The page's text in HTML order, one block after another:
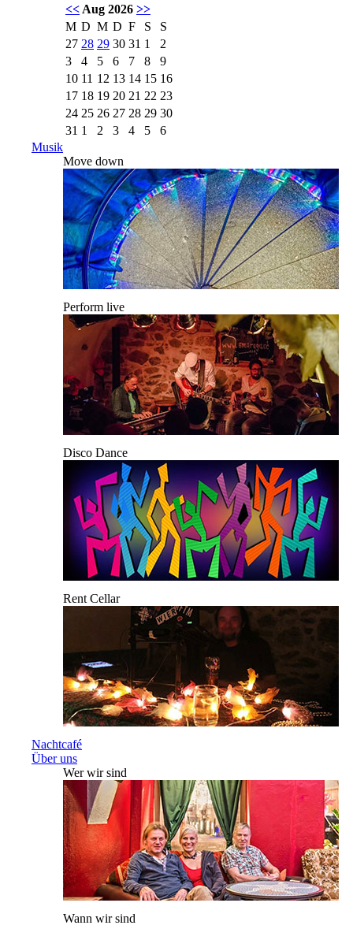
<< Aug 2026 >>
M D M D F S
S
27 28 29 30 31 1
2
3
4 5 6 7 8
9
10 11 12 13 14 15 16
17 18 19 20 21 22 23
24 25 26 27 28 29 30
31 1 2 3 4 5
6
Musik
Move down
Perform live
Disco Dance
Rent Cellar
Nachtcafé
Über uns
Wer wir sind
Wann wir sind